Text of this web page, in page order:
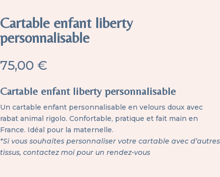
Cartable enfant liberty
personnalisable
75,00 €
Cartable enfant liberty personnalisable
Un cartable enfant personnalisable en velours doux avec
rabat animal rigolo. Confortable, pratique et fait main en
France. Idéal pour la maternelle.
*Si vous souhaites personnaliser votre cartable avec d’autres
tissus, contactez moi pour un rendez-vous